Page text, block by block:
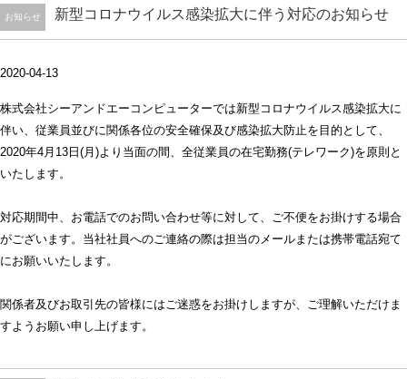
お知らせ 新型コロナウイルス感染拡大に伴う対応のお知らせ
2020-04-13
株式会社シーアンドエーコンピューターでは新型コロナウイルス感染拡大に
伴い、従業員並びに関係各位の安全確保及び感染拡大防止を目的として、
2020年4月13日(月)より当面の間、全従業員の在宅勤務(テレワーク)を原則と
いたします。
対応期間中、お電話でのお問い合わせ等に対して、ご不便をお掛けする場合
がございます。当社社員へのご連絡の際は担当のメールまたは携帯電話宛て
にお願いいたします。
関係者及びお取引先の皆様にはご迷惑をお掛けしますが、ご理解いただけま
すようお願い申し上げます。